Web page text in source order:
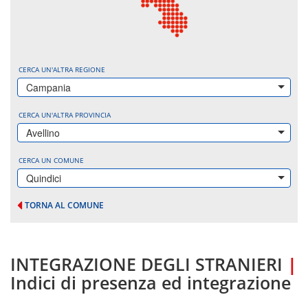
CERCA UN'ALTRA REGIONE
Campania
CERCA UN'ALTRA PROVINCIA
Avellino
CERCA UN COMUNE
Quindici
TORNA AL COMUNE
INTEGRAZIONE DEGLI STRANIERI |
Indici di presenza ed integrazione